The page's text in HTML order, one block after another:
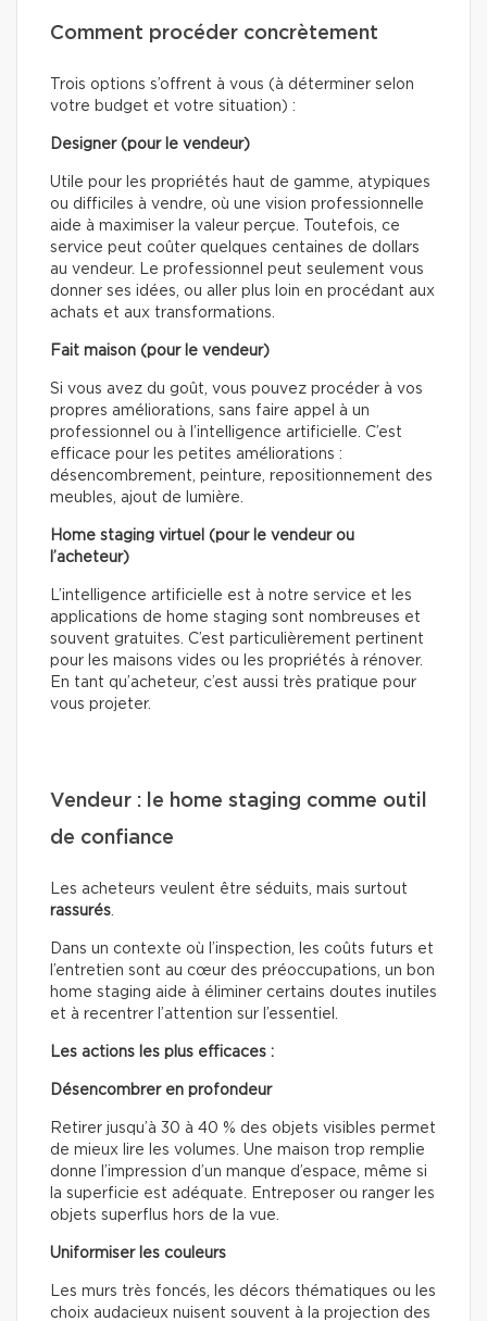
Comment procéder concrètement
Trois options s’offrent à vous (à déterminer selon
votre budget et votre situation) :
Designer (pour le vendeur)
Utile pour les propriétés haut de gamme, atypiques
ou difficiles à vendre, où une vision professionnelle
aide à maximiser la valeur perçue. Toutefois, ce
service peut coûter quelques centaines de dollars
au vendeur. Le professionnel peut seulement vous
donner ses idées, ou aller plus loin en procédant aux
achats et aux transformations.
Fait maison (pour le vendeur)
Si vous avez du goût, vous pouvez procéder à vos
propres améliorations, sans faire appel à un
professionnel ou à l’intelligence artificielle. C’est
efficace pour les petites améliorations :
désencombrement, peinture, repositionnement des
meubles, ajout de lumière.
Home staging virtuel (pour le vendeur ou
l’acheteur)
L’intelligence artificielle est à notre service et les
applications de home staging sont nombreuses et
souvent gratuites. C’est particulièrement pertinent
pour les maisons vides ou les propriétés à rénover.
En tant qu’acheteur, c’est aussi très pratique pour
vous projeter.
Vendeur : le home staging comme outil
de confiance
Les acheteurs veulent être séduits, mais surtout
rassurés.
Dans un contexte où l’inspection, les coûts futurs et
l’entretien sont au cœur des préoccupations, un bon
home staging aide à éliminer certains doutes inutiles
et à recentrer l’attention sur l’essentiel.
Les actions les plus efficaces :
Désencombrer en profondeur
Retirer jusqu’à 30 à 40 % des objets visibles permet
de mieux lire les volumes. Une maison trop remplie
donne l’impression d’un manque d’espace, même si
la superficie est adéquate. Entreposer ou ranger les
objets superflus hors de la vue.
Uniformiser les couleurs
Les murs très foncés, les décors thématiques ou les
choix audacieux nuisent souvent à la projection des